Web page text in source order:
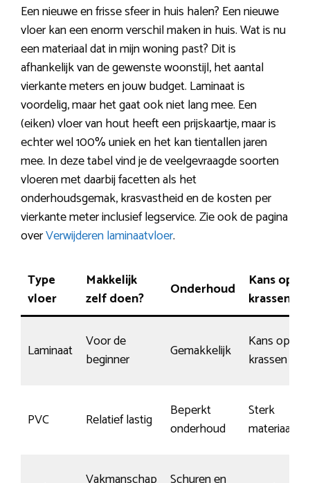
Een nieuwe en frisse sfeer in huis halen? Een nieuwe
vloer kan een enorm verschil maken in huis. Wat is nu
een materiaal dat in mijn woning past? Dit is
afhankelijk van de gewenste woonstijl, het aantal
vierkante meters en jouw budget. Laminaat is
voordelig, maar het gaat ook niet lang mee. Een
(eiken) vloer van hout heeft een prijskaartje, maar is
echter wel 100% uniek en het kan tientallen jaren
mee. In deze tabel vind je de veelgevraagde soorten
vloeren met daarbij facetten als het
onderhoudsgemak, krasvastheid en de kosten per
vierkante meter inclusief legservice. Zie ook de pagina
overVerwijderen laminaatvloer.
Type
vloer
Makkelijk
zelf doen?
Onderhoud
Kans op
krassen
Laminaat
Voor de
beginner
Gemakkelijk
Kans op
krassen
PVC Relatief lastig
Beperkt
onderhoud
Sterk
materiaal